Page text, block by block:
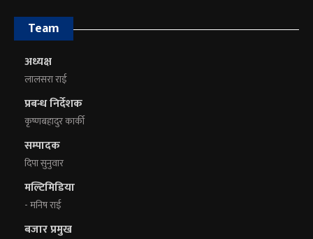
Team
अध्यक्ष
लालसरा राई
प्रबन्ध निर्देशक
कृष्णबहादुर कार्की
सम्पादक
दिपा सुनुवार
मल्टिमिडिया
- मनिष राई
बजार प्रमुख